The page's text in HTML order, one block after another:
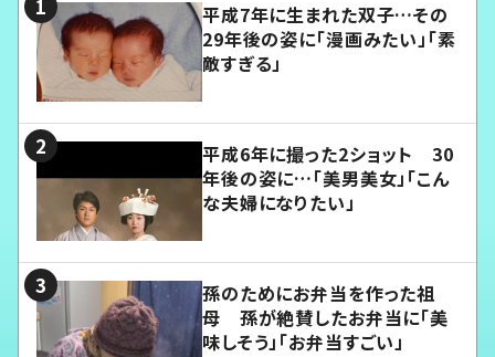
平成7年に生まれた双子…その
29年後の姿に「漫画みたい」「素
敵すぎる」
平成6年に撮った2ショット 30
年後の姿に…「美男美女」「こん
な夫婦になりたい」
孫のためにお弁当を作った祖
母 孫が絶賛したお弁当に「美
味しそう」「お弁当すごい」